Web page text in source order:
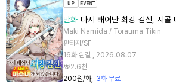
만화 다시 태어난 최강 검신, 시골
Maki Namida / Torauma Tikin
판타지/SF
16화 완결 , 2026.08.07
2.6천
200원/화
3화 무료